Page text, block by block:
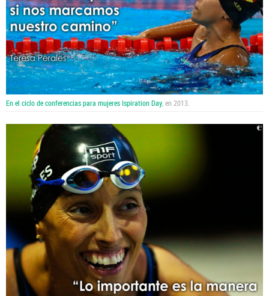
En el ciclo de conferencias para mujeres Ispiration Day, en 2013.